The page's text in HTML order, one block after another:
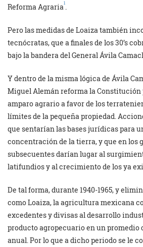
Reforma Agraria1
Pero las medidas de Loaiza también
tecnócratas, que a finales de los 30’s
bajo la bandera del General Ávila
Y dentro de la misma lógica de Ávila
Miguel Alemán reforma la Constitución
amparo agrario a favor de los
límites de la pequeña propiedad.
que sentarían las bases jurídicas para
concentración de la tierra, y que en los
subsecuentes darían lugar al
latifundios y al crecimiento de los ya
De tal forma, durante 1940-1965, y
como Loaiza, la agricultura mexicana
excedentes y divisas al desarrollo
producto agropecuario en un promedio
anual. Por lo que a dicho periodo se le